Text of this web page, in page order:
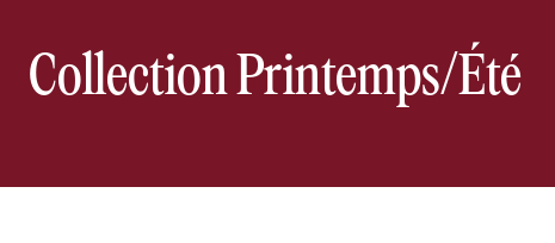
Collection Printemps/Été